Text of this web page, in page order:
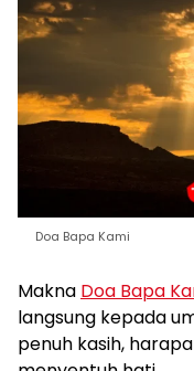
Doa Bapa Kami
Makna Doa Bapa
langsung kepada
penuh kasih,